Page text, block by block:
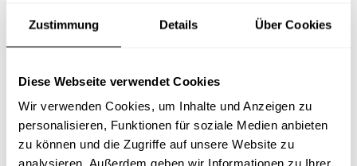
Zustimmung Details Über Cookies
Diese Webseite verwendet Cookies
Wir verwenden Cookies, um Inhalte und Anzeigen zu
personalisieren, Funktionen für soziale Medien anbieten
zu können und die Zugriffe auf unsere Website zu
analysieren. Außerdem geben wir Informationen zu Ihrer
Webinar Betriebsrat 1
05.10.2026|09:00
Webinar Betriebsrat 2
Webinar Betriebsrat 1
02.11.2026|09:00-12:30